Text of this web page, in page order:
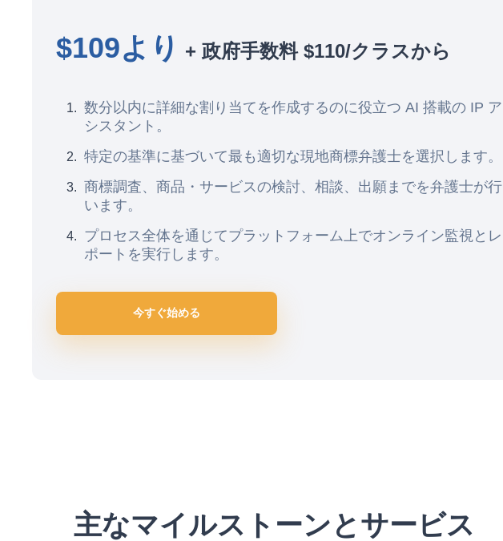
$109より + 政府手数料 $110/クラスから
数分以内に詳細な割り当てを作成するのに役立つ AI 搭載の IP ア
シスタント。
特定の基準に基づいて最も適切な現地商標弁護士を選択します。
商標調査、商品・サービスの検討、相談、出願までを弁護士が行
います。
プロセス全体を通じてプラットフォーム上でオンライン監視とレ
ポートを実行します。
今すぐ始める
主なマイルストーンとサービス